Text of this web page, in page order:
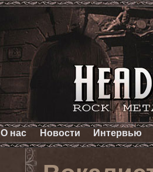
О нас Новости Интервью